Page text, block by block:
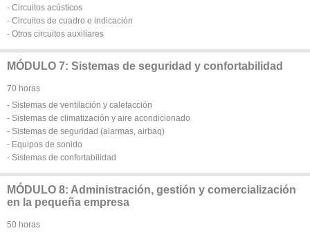
- Circuitos acústicos
- Circuitos de cuadro e indicación
- Otros circuitos auxiliares
MÓDULO 7: Sistemas de seguridad y confortabilidad
70 horas
- Sistemas de ventilación y calefacción
- Sistemas de climatización y aire acondicionado
- Sistemas de seguridad (alarmas, airbaq)
- Equipos de sonido
- Sistemas de confortabilidad
MÓDULO 8: Administración, gestión y comercialización
en la pequeña empresa
50 horas